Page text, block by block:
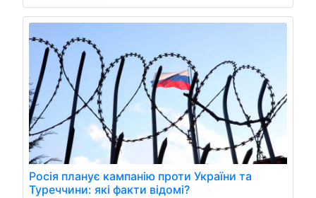
Росія планує кампанію проти України та
Туреччини: які факти відомі?